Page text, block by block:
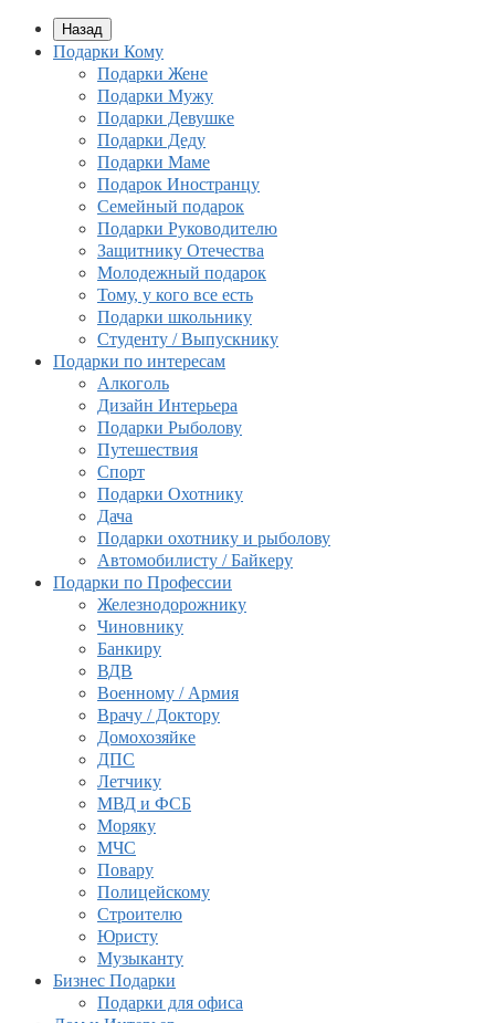
Назад
Подарки Кому
Подарки Жене
Подарки Мужу
Подарки Девушке
Подарки Деду
Подарки Маме
Подарок Иностранцу
Семейный подарок
Подарки Руководителю
Защитнику Отечества
Молодежный подарок
Тому, у кого все есть
Подарки школьнику
Студенту / Выпускнику
Подарки по интересам
Алкоголь
Дизайн Интерьера
Подарки Рыболову
Путешествия
Спорт
Подарки Охотнику
Дача
Подарки охотнику и рыболову
Автомобилисту / Байкеру
Подарки по Профессии
Железнодорожнику
Чиновнику
Банкиру
ВДВ
Военному / Армия
Врачу / Доктору
Домохозяйке
ДПС
Летчику
МВД и ФСБ
Моряку
МЧС
Повару
Полицейскому
Строителю
Юристу
Музыканту
Бизнес Подарки
Подарки для офиса